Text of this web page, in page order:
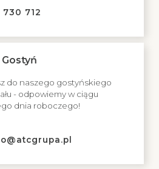
730 712
Gostyń
do naszego gostyńskiego
- odpowiemy w ciągu
dnia roboczego!